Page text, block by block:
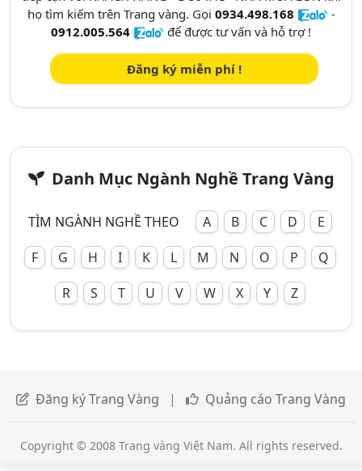
họ tìm kiếm trên Trang vàng. Gọi 0934.498.168
-
0912.005.564
để được tư vấn và hỗ trợ !
Đăng ký miễn phí !
Danh Mục Ngành Nghề Trang Vàng
TÌM NGÀNH NGHỀ THEO A B C D
E
F
G H I K L M N O P
Q
R
S T U V W X Y Z
Đăng ký Trang Vàng | Quảng cáo Trang Vàng
Copyright © 2008 Trang vàng Việt Nam. All rights reserved.